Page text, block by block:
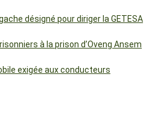
désigné pour diriger la GETESA
à la prison d’Oveng Ansem
exigée aux conducteurs